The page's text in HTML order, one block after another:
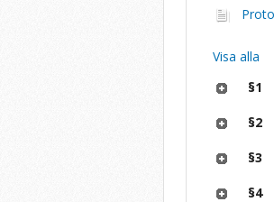
Visa alla
§1
§2
§3
§4